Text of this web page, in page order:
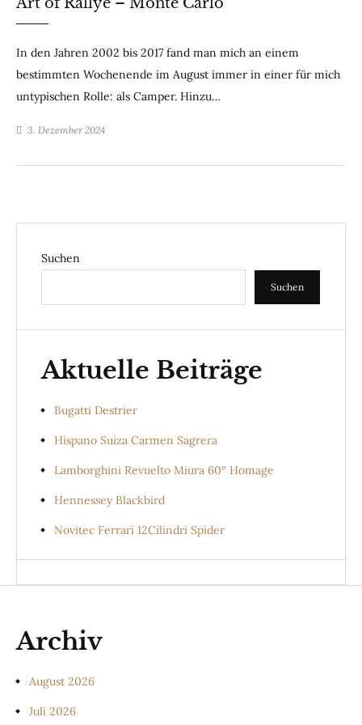
In den Jahren 2002 bis 2017 fand man mich an einem
bestimmten Wochenende im August immer in einer für mich
untypischen Rolle: als Camper. Hinzu…
3. Dezember 2024
Suchen
Suchen
Aktuelle Beiträge
Bugatti Destrier
Hispano Suiza Carmen Sagrera
Lamborghini Revuelto Miura 60° Homage
Hennessey Blackbird
Novitec Ferrari 12Cilindri Spider
Archiv
August 2026
Juli 2026